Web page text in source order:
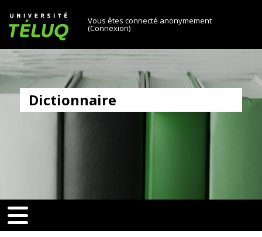
Université TÉLUQ
Vous êtes connecté anonymement
(Connexion)
Dictionnaire
[[nav-toggle]]
toggle]]